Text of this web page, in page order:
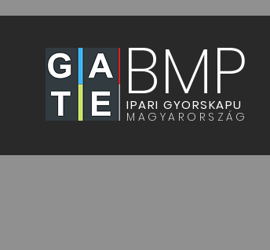
BMP
MAGYARORSZÁG
IPARI GYORSKAPU